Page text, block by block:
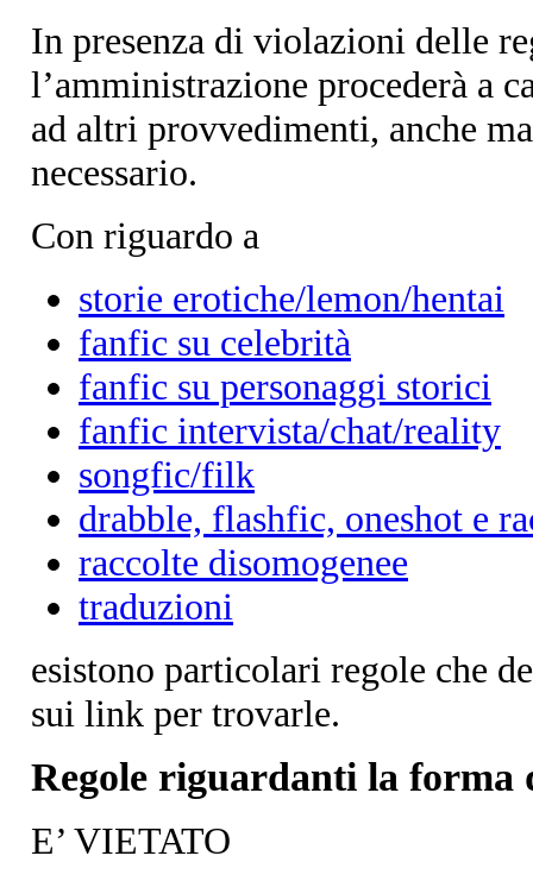
In presenza di violazioni delle
l’amministrazione procederà a
ad altri provvedimenti, anche
necessario.
Con riguardo a
storie erotiche/lemon/hentai
fanfic su celebrità
fanfic su personaggi storici
fanfic intervista/chat/reality
songfic/filk
drabble, flashfic, oneshot e
raccolte disomogenee
traduzioni
esistono particolari regole che
sui link per trovarle.
Regole riguardanti la forma
E’ VIETATO